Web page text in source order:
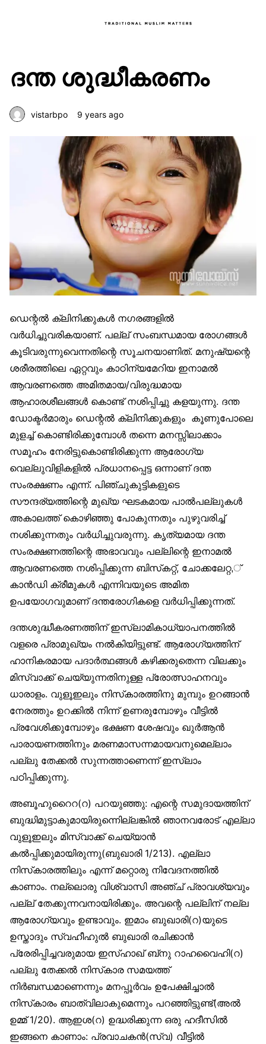
ദന്ത ശുദ്ധീകരണം
vistarbpo 9 years ago
ഡെന്റൽ ക്ലിനിക്കുകൾ നഗരങ്ങളിൽ
വർധിച്ചുവരികയാണ്. പല്ല് സംബന്ധമായ രോഗങ്ങൾ
കൂടിവരുന്നുവെന്നതിന്റെ സൂചനയാണിത്. മനുഷ്യന്റെ
ശരീരത്തിലെ ഏറ്റവും കാഠിന്യമേറിയ ഇനാമൽ
ആവരണത്തെ അമിതമായ/വിരുദ്ധമായ
ആഹാരശീലങ്ങൾ കൊണ്ട് നശിപ്പിച്ചു കളയുന്നു. ദന്ത
ഡോക്ടർമാരും ഡെന്റൽ ക്ലിനിക്കുകളും കൂണുപോലെ
മുളച്ച് കൊണ്ടിരിക്കുമ്പോൾ തന്നെ മനസ്സിലാക്കാം
സമൂഹം നേരിട്ടുകൊണ്ടിരിക്കുന്ന ആരോഗ്യ
വെല്ലുവിളികളിൽ പ്രധാനപ്പെട്ട ഒന്നാണ് ദന്ത
സംരക്ഷണം എന്ന്. പിഞ്ചുകുട്ടികളുടെ
സൗന്ദര്യത്തിന്റെ മുഖ്യ ഘടകമായ പാൽപല്ലുകൾ
അകാലത്ത് കൊഴിഞ്ഞു പോകുന്നതും പുഴുവരിച്ച്
നശിക്കുന്നതും വർധിച്ചുവരുന്നു. കൃത്യമായ ദന്ത
സംരക്ഷണത്തിന്റെ അഭാവവും പല്ലിന്റെ ഇനാമൽ
ആവരണത്തെ നശിപ്പിക്കുന്ന ബിസ്‌കറ്റ്, ചോക്കലേറ്റ,്
കാൻഡി ക്രീമുകൾ എന്നിവയുടെ അമിത
ഉപയോഗവുമാണ് ദന്തരോഗികളെ വർധിപ്പിക്കുന്നത്.
ദന്തശുദ്ധീകരണത്തിന് ഇസ്‌ലാമികാധ്യാപനത്തിൽ
വളരെ പ്രാമുഖ്യം നൽകിയിട്ടുണ്ട്. ആരോഗ്യത്തിന്
ഹാനികരമായ പദാർത്ഥങ്ങൾ കഴിക്കരുതെന്ന വിലക്കും
മിസ്‌വാക്ക് ചെയ്യുന്നതിനുള്ള പ്രോത്സാഹനവും
ധാരാളം. വുളൂഇലും നിസ്‌കാരത്തിനു മുമ്പും ഉറങ്ങാൻ
നേരത്തും ഉറക്കിൽ നിന്ന് ഉണരുമ്പോഴും വീട്ടിൽ
പ്രവേശിക്കുമ്പോഴും ഭക്ഷണ ശേഷവും ഖുർആൻ
പാരായണത്തിനും മരണമാസന്നമായവനുമെല്ലാം
പല്ലു തേക്കൽ സുന്നത്താണെന്ന് ഇസ്‌ലാം
പഠിപ്പിക്കുന്നു.
അബൂഹുറൈറ(റ) പറയുഞ്ഞു: എന്റെ സമുദായത്തിന്
ബുദ്ധിമുട്ടാകുമായിരുന്നിെല്ലങ്കിൽ ഞാനവരോട് എല്ലാ
വുളൂഇലും മിസ്‌വാക്ക് ചെയ്യാൻ
കൽപ്പിക്കുമായിരുന്നു(ബുഖാരി 1/213). എല്ലാ
നിസ്‌കാരത്തിലും എന്ന് മറ്റൊരു നിവേദനത്തിൽ
കാണാം. നല്ലൊരു വിശ്വാസി അഞ്ച് പ്രാവശ്യവും
പല്ല് തേക്കുന്നവനായിരിക്കും. അവന്റെ പല്ലിന് നല്ല
ആരോഗ്യവും ഉണ്ടാവും. ഇമാം ബുഖാരി(റ)യുടെ
ഉസ്താദും സ്വഹീഹുൽ ബുഖാരി രചിക്കാൻ
പ്രേരിപ്പിച്ചവരുമായ ഇസ്ഹാഖ് ബ്‌നു റാഹവൈഹി(റ)
പല്ലു തേക്കൽ നിസ്‌കാര സമയത്ത്
നിർബന്ധമാണെന്നും മനപ്പൂർവം ഉപേക്ഷിച്ചാൽ
നിസ്‌കാരം ബാത്വിലാകുമെന്നും പറഞ്ഞിട്ടുണ്ട്(അൽ
ഉമ്മ് 1/20). ആഇശ(റ) ഉദ്ധരിക്കുന്ന ഒരു ഹദീസിൽ
ഇങ്ങനെ കാണാം: പ്രവാചകൻ(സ്വ) വീട്ടിൽ